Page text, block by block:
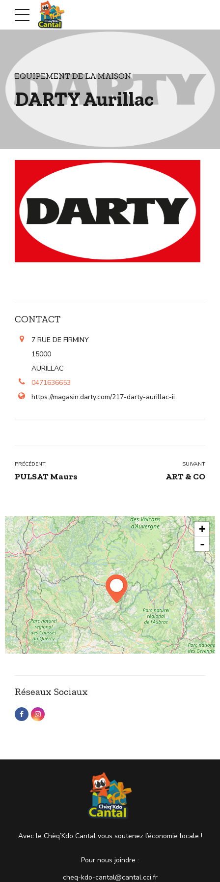
EQUIPEMENT DE LA MAISON
DARTY Aurillac
CONTACT
7 RUE DE FIRMINY
15000
AURILLAC
0471636653
https://magasin.darty.com/217-darty-aurillac-ii
PRÉCÉDENT
PULSAT Maurs
SUIVANT
ART & CO
+
-
Réseaux Sociaux
Avec le Chèq’Kdo Cantal vous soutenez l’économie locale !
Pour nous joindre :
cheq-kdo-cantal@cantal.cci.fr